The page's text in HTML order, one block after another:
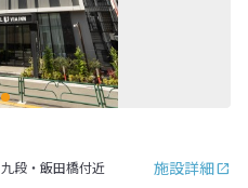
施設詳細
九段・飯田橋付近